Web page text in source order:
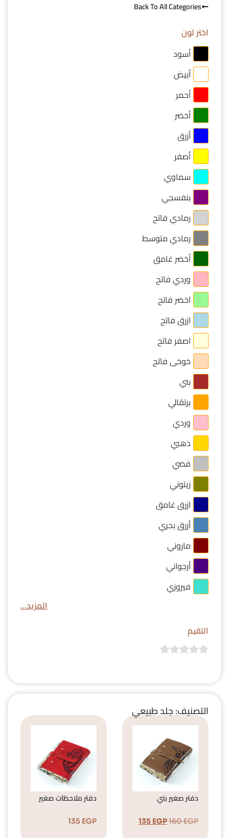
Back To All Categories
اختر لون
أسود
أبيض
أحمر
أخضر
أزرق
أصفر
سماوي
بنفسجي
رمادي فاتح
رمادي متوسط
أخضر غامق
وردي فاتح
اخضر فاتح
ازرق فاتح
اصفر فاتح
خوخى فاتح
بني
برتقالي
وردي
ذهبي
فضي
زيتوني
ازرق غامق
أزرق بحري
ماروني
أرجواني
فيروزي
المزيد...
التقيم
التصنيف: جلد طبيعي
دفتر صغير بني
160EGP
135 EGP
دفتر ملاحظات صغير
135 EGP